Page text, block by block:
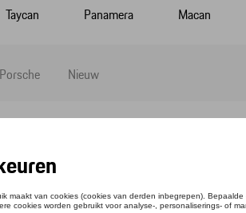
Taycan Panamera Macan
Nieuw
Collectie